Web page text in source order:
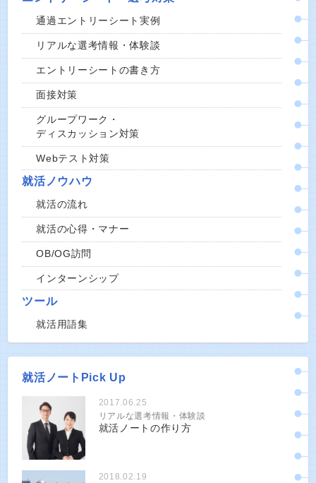
通過エントリーシート実例
リアルな選考情報・体験談
エントリーシートの書き方
面接対策
グループワーク・
ディスカッション対策
Webテスト対策
就活ノウハウ
就活の流れ
就活の心得・マナー
OB/OG訪問
インターンシップ
ツール
就活用語集
就活ノートPick Up
2017.06.25
リアルな選考情報・体験談
就活ノートの作り方
2018.02.19